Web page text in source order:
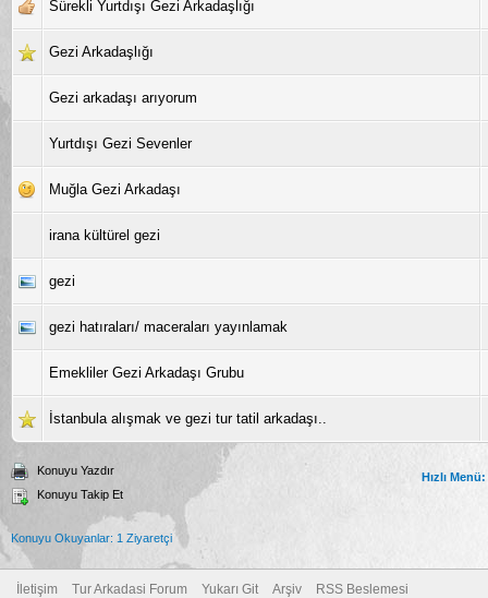
Sürekli Yurtdışı Gezi Arkadaşlığı
Gezi Arkadaşlığı
Gezi arkadaşı arıyorum
Yurtdışı Gezi Sevenler
Muğla Gezi Arkadaşı
irana kültürel gezi
gezi
gezi hatıraları/ maceraları yayınlamak
Emekliler Gezi Arkadaşı Grubu
İstanbula alışmak ve gezi tur tatil arkadaşı..
Konuyu Yazdır
Konuyu Takip Et
Hızlı Menü:
Konuyu Okuyanlar: 1 Ziyaretçi
İletişim Tur Arkadasi Forum Yukarı Git Arşiv RSS Beslemesi